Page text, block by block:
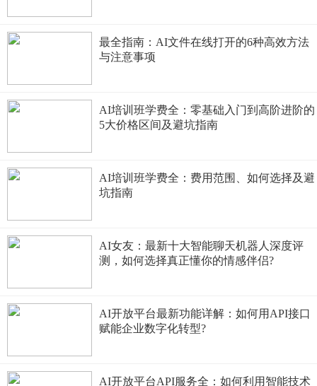
最全指南：AI文件在线打开的6种高效方法
与注意事项
AI培训班学费全：零基础入门到高阶进阶的
5大价格区间及避坑指南
AI培训班学费全：费用范围、如何选择及避
坑指南
AI女友：最新十大智能聊天机器人深度评
测，如何选择真正懂你的情感伴侣?
AI开放平台最新功能详解：如何用API接口
赋能企业数字化转型?
AI开放平台API服务全：如何利用智能技术